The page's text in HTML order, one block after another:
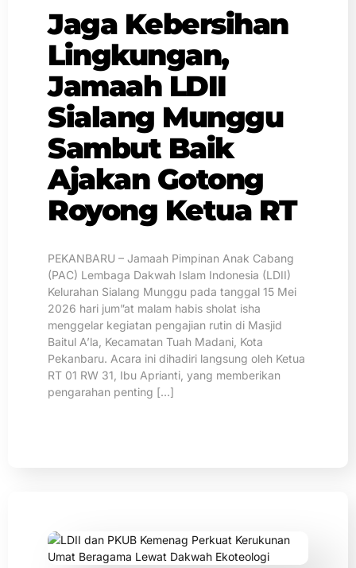
Jaga Kebersihan
Lingkungan,
Jamaah LDII
Sialang Munggu
Sambut Baik
Ajakan Gotong
Royong Ketua RT
PEKANBARU – Jamaah Pimpinan Anak Cabang
(PAC) Lembaga Dakwah Islam Indonesia (LDII)
Kelurahan Sialang Munggu pada tanggal 15 Mei
2026 hari jum”at malam habis sholat isha
menggelar kegiatan pengajian rutin di Masjid
Baitul A’la, Kecamatan Tuah Madani, Kota
Pekanbaru. Acara ini dihadiri langsung oleh Ketua
RT 01 RW 31, Ibu Aprianti, yang memberikan
pengarahan penting […]